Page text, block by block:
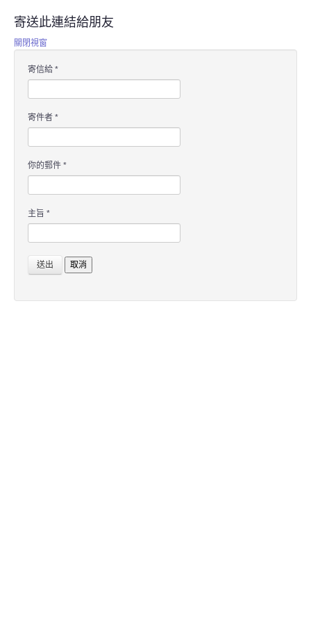
寄送此連結給朋友
關閉視窗
寄信給 *
寄件者 *
你的郵件 *
主旨 *
送出 取消